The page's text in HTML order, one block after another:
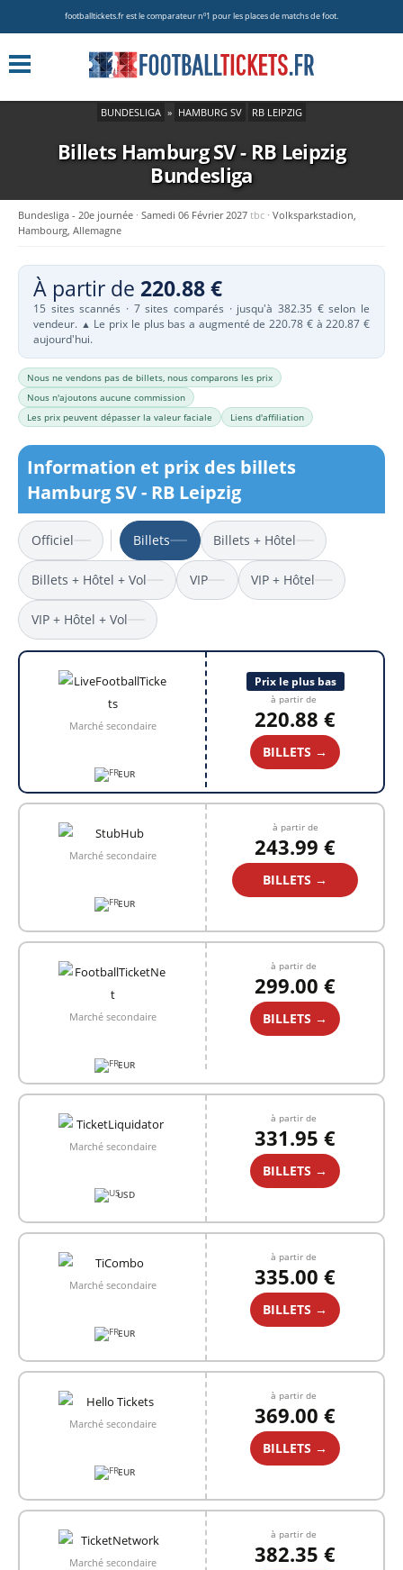
footballtickets.fr est le comparateur nº1 pour les places de matchs de foot.
BUNDESLIGA » HAMBURG SV RB LEIPZIG
Billets Hamburg SV - RB Leipzig
Bundesliga
Bundesliga - 20e journée Samedi 06 Février 2027 tbc
Volksparkstadion,
Hambourg, Allemagne
À partir de 220.88 €
15 sites scannés · 7 sites comparés · jusqu'à 382.35 € selon le
vendeur. ▲ Le prix le plus bas a augmenté de 220.78 € à 220.87 €
aujourd'hui.
Nous ne vendons pas de billets, nous comparons les prix
Nous n'ajoutons aucune commission
Les prix peuvent dépasser la valeur faciale
Liens d'affiliation
Information et prix des billets
Hamburg SV - RB Leipzig
Officiel Billets Billets + Hôtel
Billets + Hôtel + Vol VIP VIP + Hôtel
VIP + Hôtel + Vol
Marché secondaire
EUR
Prix le plus bas
à partir de
220.88 €
BILLETS →
Marché secondaire
EUR
à partir de
243.99 €
BILLETS →
Marché secondaire
EUR
à partir de
299.00 €
BILLETS →
Marché secondaire
USD
à partir de
331.95 €
BILLETS →
Marché secondaire
EUR
à partir de
335.00 €
BILLETS →
Marché secondaire
EUR
à partir de
369.00 €
BILLETS →
Marché secondaire
à partir de
382.35 €